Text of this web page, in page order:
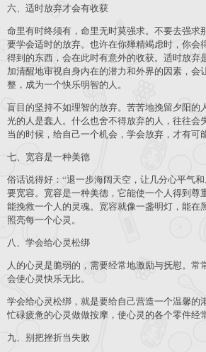
六、适时放弃才会有收获
命里有时终须有，命里无时莫强求。不要去强求
要学会适时的放弃。也许在你殚精竭虑时，你会
得到的东西，会在此时有意外的收获。适时放弃
加清醒地审视自身内在的潜力和外界的因素，会
整，成为一个快乐明智的人。
盲目的坚持不如理智的放弃。苦苦地挽留夕阳的
光的人是蠢人。什么也舍不得放弃的人，往往会
当的时候，给自己一个机会，学会放弃，才有可
七、宽容是一种美德
俗话说得好：“退一步海阔天空，让几分心平气
要宽容。宽容是一种美德，它能使一个人得到尊
能挽救一个人的灵魂。宽容就像一盏明灯，能在
照亮每一个心灵。
八、学会给心灵松绑
人的心灵是脆弱的，需要经常地激励与抚慰。常
会使心灵快乐无比。
学会给心灵松绑，就是要给自己营造一个温馨的
忙碌疲惫的心灵做做按摩，使心灵的各个零件经
九、别把挫折当失败